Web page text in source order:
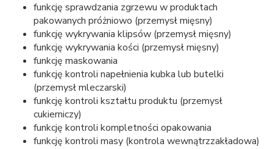
funkcję sprawdzania zgrzewu w produktach
pakowanych próżniowo (przemysł mięsny)
funkcję wykrywania klipsów (przemysł mięsny)
funkcję wykrywania kości (przemysł mięsny)
funkcję maskowania
funkcję kontroli napełnienia kubka lub butelki
(przemysł mleczarski)
funkcję kontroli kształtu produktu (przemysł
cukierniczy)
funkcję kontroli kompletności opakowania
funkcję kontroli masy (kontrola wewnątrzzakładowa)